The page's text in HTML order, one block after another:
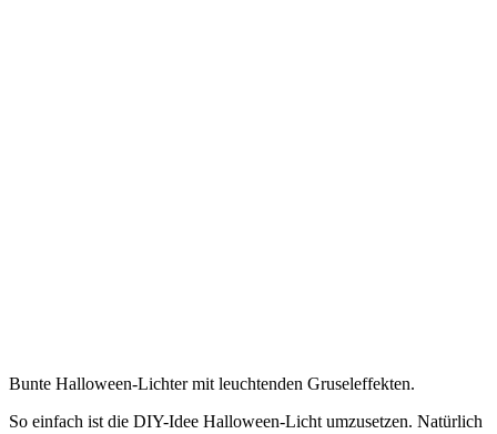
Bunte Halloween-Lichter mit leuchtenden Gruseleffekten.
So einfach ist die DIY-Idee Halloween-Licht umzusetzen. Natürlich